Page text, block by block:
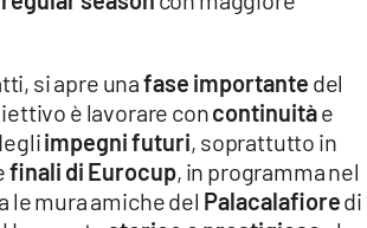
si apre unafase importante del
è lavorare concontinuitàe
impegni futuri, soprattutto in
finali di Eurocup, in programma nel
le mura amiche del Palacalafioredi